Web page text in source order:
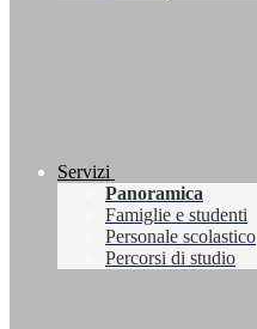
Servizi
Panoramica
Famiglie e studenti
Personale scolastico
Percorsi di studio